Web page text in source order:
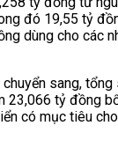
đó 19,55 tỷ
dùng cho các
sang, tổng
23,066 tỷ đồng
có mục tiêu